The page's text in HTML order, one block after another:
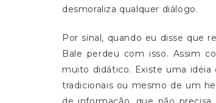
desmoraliza qualquer diálogo.
Por sinal, quando eu disse que
Bale perdeu com isso. Assim
muito didático. Existe uma
tradicionais ou mesmo de um